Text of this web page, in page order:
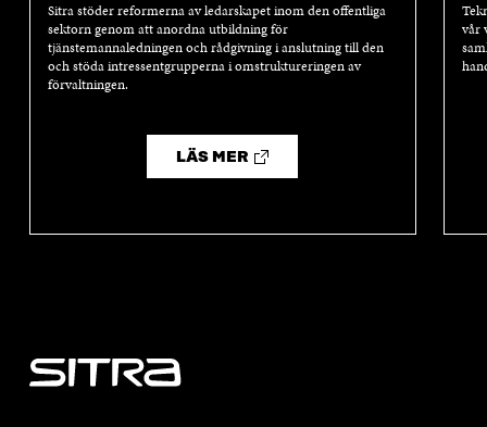
Sitra stöder reformerna av ledarskapet inom den offentliga
sektorn genom att anordna utbildning för
tjänstemannaledningen och rådgivning i anslutning till den
och stöda intressentgrupperna i omstruktureringen av
förvaltningen.
LÄS MER
vår